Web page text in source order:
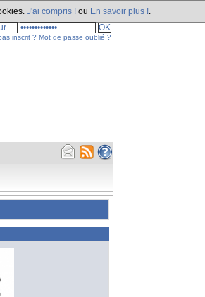
J'ai compris ! ou En savoir plus !
inscrit ? Mot de passe oublié ?